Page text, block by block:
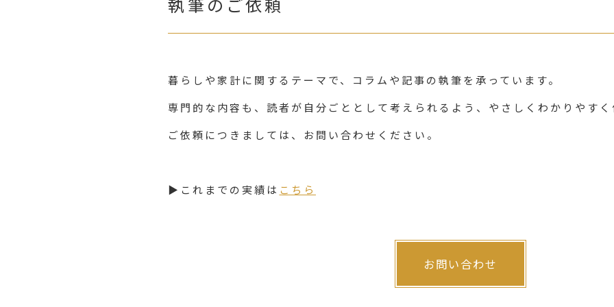
暮らしや家計に関するテーマで、コラムや記事の執筆を承っています。
専門的な内容も、読者が自分ごととして考えられるよう、やさしくわかりやすく
ご依頼につきましては、お問い合わせください。
▶これまでの実績は こちら
お問い合わせ